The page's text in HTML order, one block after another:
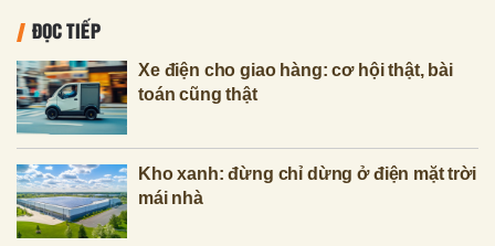
ĐỌC TIẾP
Xe điện cho giao hàng: cơ hội thật, bài
toán cũng thật
Kho xanh: đừng chỉ dừng ở điện mặt trời
mái nhà